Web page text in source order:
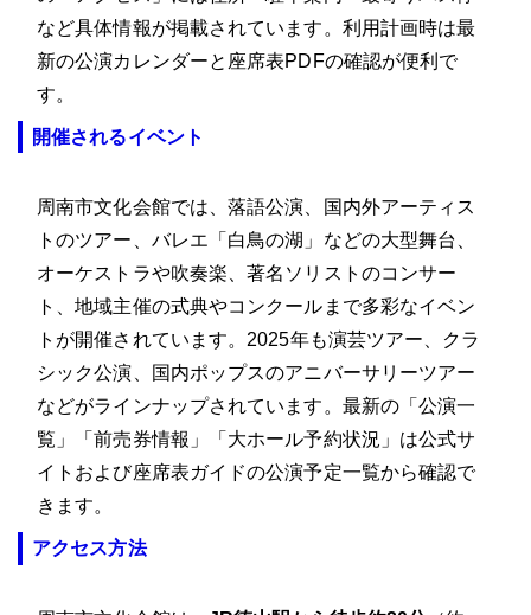
など具体情報が掲載されています。利用計画時は最
新の公演カレンダーと座席表PDFの確認が便利で
す。
開催されるイベント
周南市文化会館では、落語公演、国内外アーティス
トのツアー、バレエ「白鳥の湖」などの大型舞台、
オーケストラや吹奏楽、著名ソリストのコンサー
ト、地域主催の式典やコンクールまで多彩なイベン
トが開催されています。2025年も演芸ツアー、クラ
シック公演、国内ポップスのアニバーサリーツアー
などがラインナップされています。最新の「公演一
覧」「前売券情報」「大ホール予約状況」は公式サ
イトおよび座席表ガイドの公演予定一覧から確認で
きます。
アクセス方法